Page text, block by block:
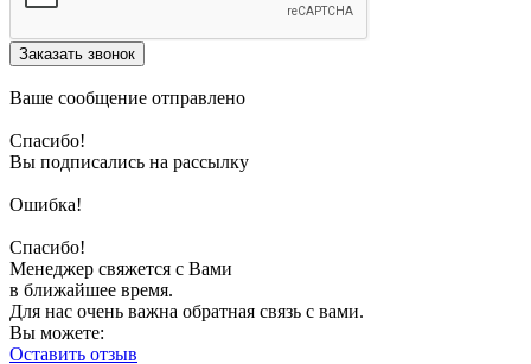
Заказать звонок
Ваше сообщение отправлено
Спасибо!
Вы подписались на рассылку
Ошибка!
Спасибо!
Менеджер свяжется с Вами
в ближайшее время.
Для нас очень важна обратная связь с вами.
Вы можете:
Оставить отзыв